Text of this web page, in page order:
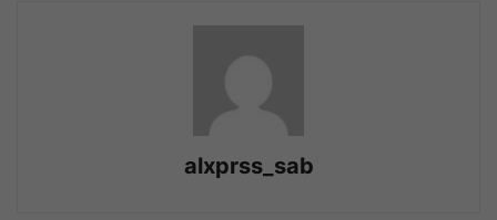
alxprss_sab